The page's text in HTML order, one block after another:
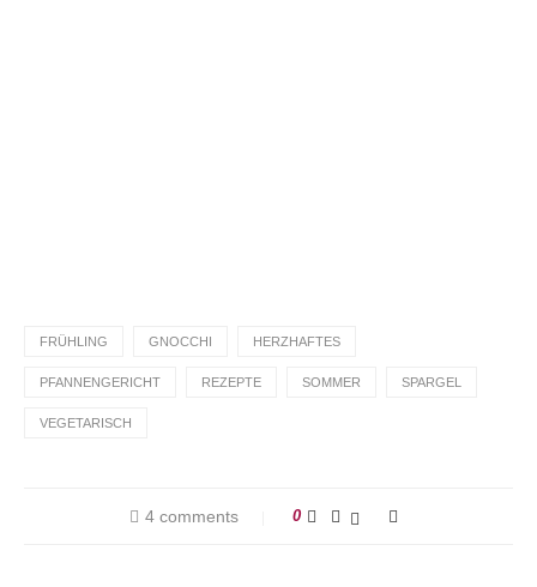
FRÜHLING GNOCCHI HERZHAFTES
PFANNENGERICHT REZEPTE SOMMER SPARGEL
VEGETARISCH
4 comments 0